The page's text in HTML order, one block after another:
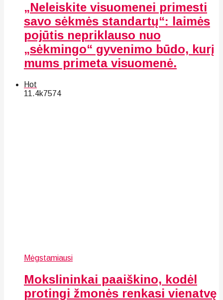
„Neleiskite visuomenei primesti
savo sėkmės standartų“: laimės
pojūtis nepriklauso nuo
„sėkmingo“ gyvenimo būdo, kurį
mums primeta visuomenė.
Hot
11.4k7574
Mėgstamiausi
Mokslininkai paaiškino, kodėl
protingi žmonės renkasi vienatvę